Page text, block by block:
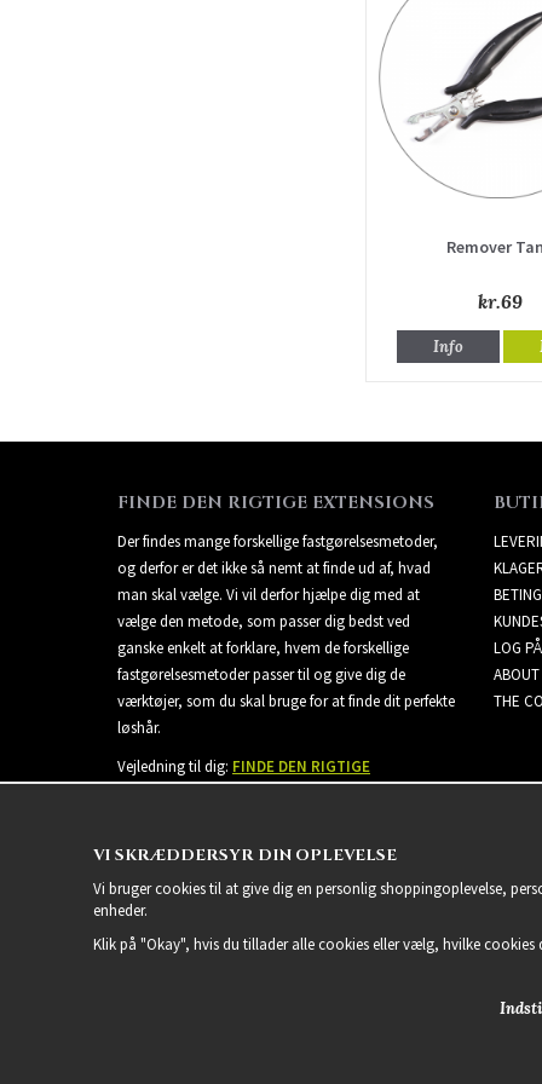
Remover
kr.69
Info
FINDE DEN RIGTIGE EXTENSIONS
Der findes mange forskellige fastgørelsesmetoder,
og derfor er det ikke så nemt at finde ud af, hvad
man skal vælge. Vi vil derfor hjælpe dig med at
vælge den metode, som passer dig bedst ved
ganske enkelt at forklare, hvem de forskellige
fastgørelsesmetoder passer til og give dig de
værktøjer, som du skal bruge for at finde dit perfekte
løshår.
Vejledning til dig: FINDE DEN RIGTIGE
LOG PÅ
THE
VI SKRÆDDERSYR DIN OPLEVELSE
Vi bruger cookies til at give dig en personlig shoppingoplevelse,
enheder.
Klik på "Okay", hvis du tillader alle cookies eller vælg, hvilke